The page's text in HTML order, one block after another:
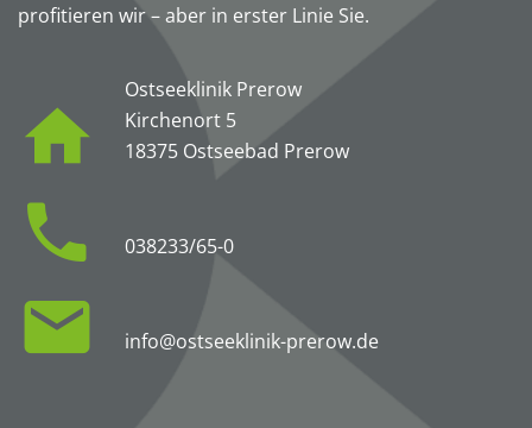
profitieren wir – aber in erster Linie Sie.
Ostseeklinik Prerow
Kirchenort 5
18375 Ostseebad Prerow
038233/65-0
info@ostseeklinik-prerow.de